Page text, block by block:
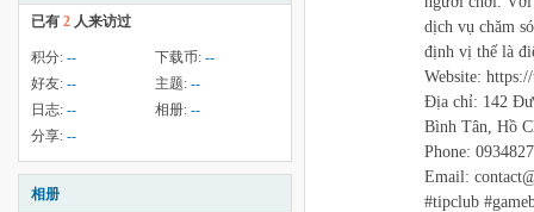
已有 2 人来访过
积分: -- 下载币: --
好友: -- 主题: --
日志: -- 相册: --
分享: --
相册
dịch vụ chăm
định vị thế là
Website:
Địa chỉ: 142
Bình Tân, Hồ
Phone:
Email:
#tipclub